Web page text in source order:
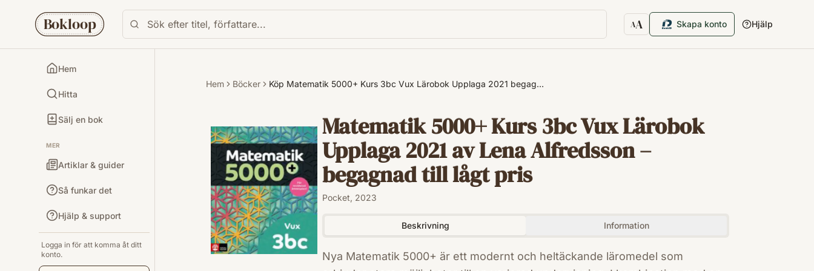
Bokloop AA
Textstorlek
Skapa konto Hjälp
Hem
Hitta
Sälj en bok
MER
Artiklar & guider
Så funkar det
Hjälp & support
Logga in för att komma åt ditt
konto.
Hem Böcker Köp Matematik 5000+ Kurs 3bc Vux Lärobok Upplaga 2021 begag…
Matematik 5000+ Kurs 3bc Vux Lärobok
Upplaga 2021 av Lena Alfredsson –
begagnad till lågt pris
Pocket, 2023
Beskrivning Information
Nya Matematik 5000+ är ett modernt och heltäckande läromedel som